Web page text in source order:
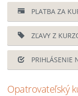
PLATBA ZA
ZĽAVY Z
PRIHLÁSENIE
Opatrovateľský